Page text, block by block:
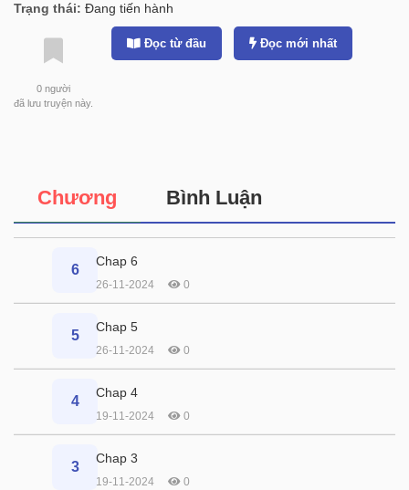
Trạng thái: Đang tiến hành
0 người
đã lưu truyện này.
Đọc từ đầu Đọc mới nhất
Chương Bình Luận
6
Chap 6
26-11-2024 0
5
Chap 5
26-11-2024 0
4
Chap 4
19-11-2024 0
3
Chap 3
19-11-2024 0